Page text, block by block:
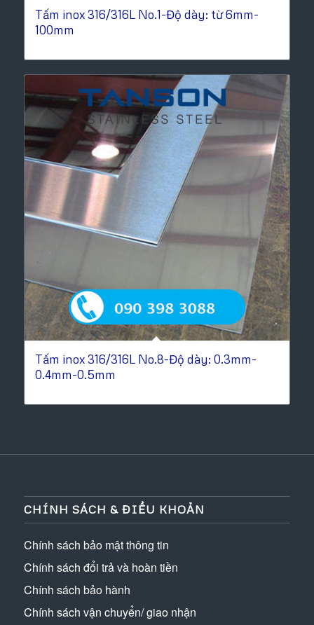
Tấm inox 316/316L No.1-Độ dày: từ 6mm-
100mm
Tấm inox 316/316L No.8-Độ dày: 0.3mm-
0.4mm-0.5mm
CHÍNH SÁCH & ĐIỀU KHOẢN
Chính sách bảo mật thông tin
Chính sách đổi trả và hoàn tiền
Chính sách bảo hành
Chính sách vận chuyển/ giao nhận